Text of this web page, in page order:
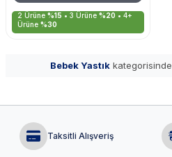
2 Ürüne %15 • 3 Ürüne %20 • 4+
Ürüne %30
Bebek Yastık kategorisinde
Taksitli Alışveriş